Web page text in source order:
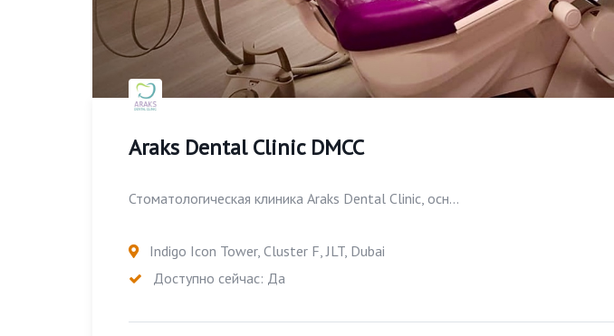
Araks Dental Clinic DMCC
Стоматологическая клиника Araks Dental Clinic, осн...
Indigo Icon Tower, Cluster F, JLT, Dubai
Доступно сейчас: Да